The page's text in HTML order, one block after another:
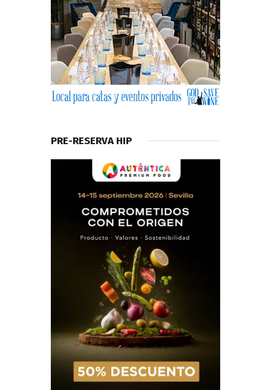
PRE-RESERVA HIP